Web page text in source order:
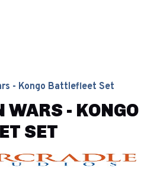
- Kongo Battlefleet Set
WARS - KONGO
SET